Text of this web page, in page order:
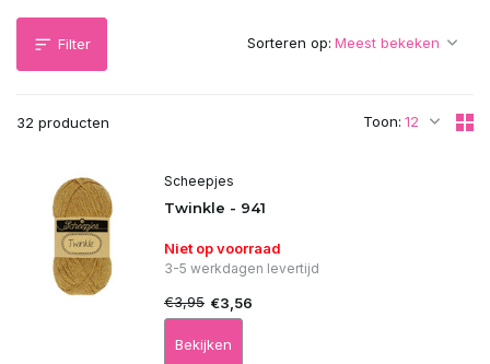
Filter
32 producten Toon:
Sorteren op:
Scheepjes
Twinkle - 941
Niet op voorraad
3-5 werkdagen levertijd
€3,95 €3,56
Bekijken